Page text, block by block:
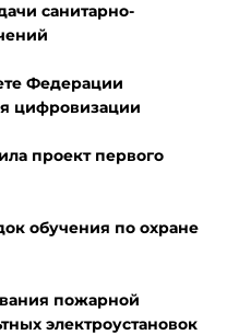
санитарно-
Федерации
цифровизации
проект первого
обучения по охране
пожарной
электроустановок